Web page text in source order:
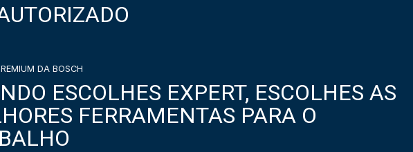
DA BOSCH
ESCOLHES EXPERT, ESCOLHES AS
FERRAMENTAS PARA O